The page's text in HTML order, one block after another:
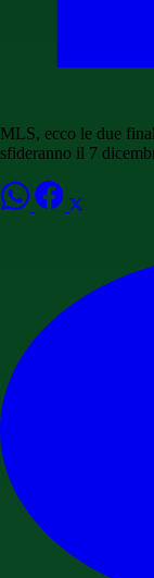
MLS, ecco le due
sfideranno il 7